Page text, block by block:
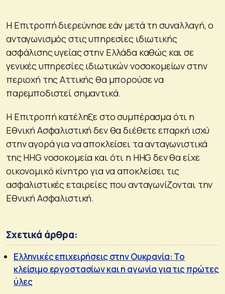
Η Επιτροπή διερεύνησε εάν μετά τη συναλλαγή, ο
ανταγωνισμός στις υπηρεσίες ιδιωτικής
ασφάλισης υγείας στην Ελλάδα καθώς και σε
γενικές υπηρεσίες ιδιωτικών νοσοκομείων στην
περιοχή της Αττικής θα μπορούσε να
παρεμποδιστεί σημαντικά.
Η Επιτροπή κατέληξε στο συμπέρασμα ότι η
Εθνική Ασφαλιστική δεν θα διέθετε επαρκή ισχύ
στην αγορά για να αποκλείσει τα ανταγωνιστικά
της HHG νοσοκομεία και ότι η HHG δεν θα είχε
οικονομικό κίνητρο για να αποκλείσει τις
ασφαλιστικές εταιρείες που ανταγωνίζονται την
Εθνική Ασφαλιστική.
Σχετικά άρθρα:
Ελληνικές επιχειρήσεις στην Ουκρανία: Το
κλείσιμο εργοστασίων και η αγωνία για τις πρώτες
ύλες